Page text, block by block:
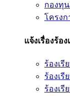
กองทุ
โครง
แจ้งเรื่องร้อ
ร้องเ
ร้องเ
ร้องเ